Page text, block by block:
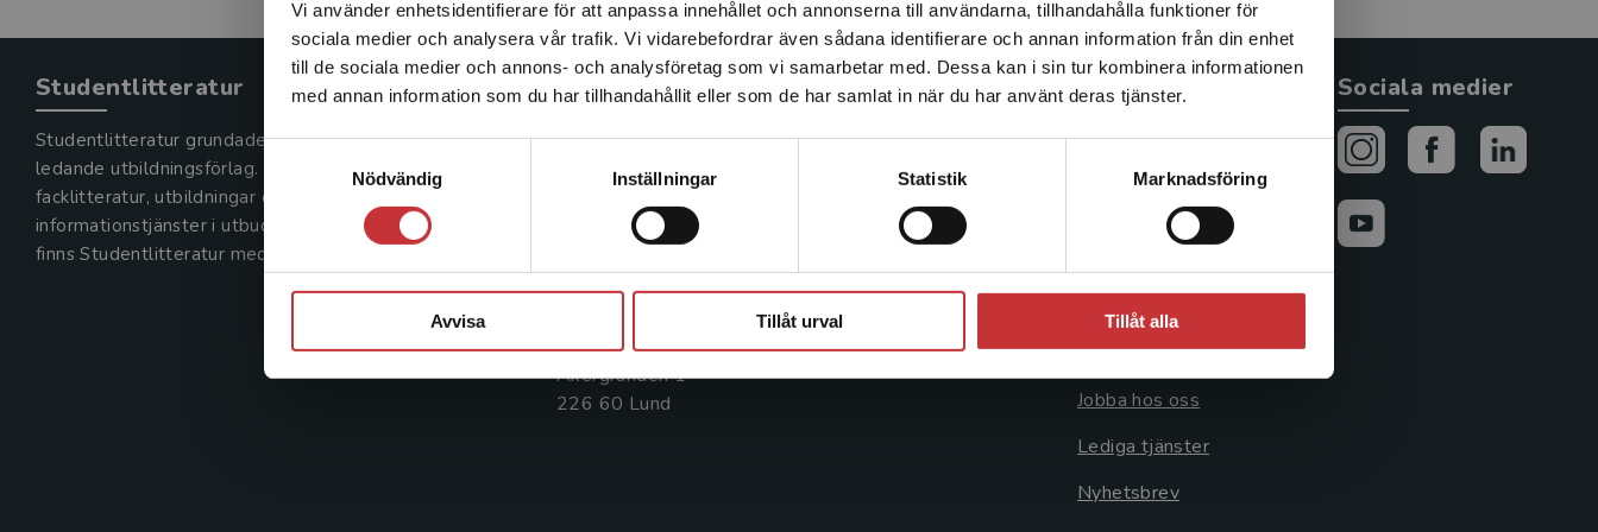
Vi använder enhetsidentifierare för att anpassa innehållet och annonserna till användarna, tillhandahålla funktioner för
sociala medier och analysera vår trafik. Vi vidarebefordrar även sådana identifierare och annan information från din enhet
till de sociala medier och annons- och analysföretag som vi samarbetar med. Dessa kan i sin tur kombinera informationen
med annan information som du har tillhandahållit eller som de har samlat in när du har använt deras tjänster.
Samtyckesval
Nödvändig
Inställningar Statistik Marknadsföring
Avvisa Tillåt urval Tillåt alla
Det verkar som att du besöker studentlitteratur.se via en
enhet utanför Sverige. Vi erbjuder inte leveranser utanför
Sverige. För att kunna slutföra ett köp måste
leveransadressen vara i Sverige.Läs mer
Studentlitteratur
Studentlitteratur grundades 1963 och är idag Sveriges
ledande utbildningsförlag. Med läromedel, kurslitteratur,
facklitteratur, utbildningar och digitala
informationstjänster i utbudet,
finns Studentlitteratur med längs hela kunskapsresan.
Kontakta oss
Kontakta oss
046-31 20 00
Postadress:
221 00 Lund
Besöksadress:
Åkergränden 1
Kundservice
Kontakta kundservice
046-31 21 00
Frågor och svar
Köpvillkor
Systemkrav
Allmänna länkar
Om oss
Avtal och rättigheter
Cookieinställningar
GDPR och
personuppgifter
Jobba hos oss
Lediga tjänster
Nyhetsbrev
Sociala medier